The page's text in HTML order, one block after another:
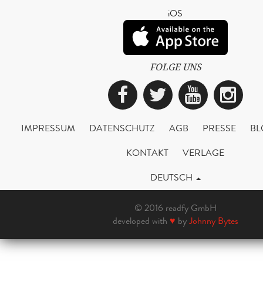
iOS
FOLGE UNS
Facebook
Twitter
IMPRESSUM DATENSCHUTZ AGB PRESSE
KONTAKT
VERLAGE
DEUTSCH
© 2016 readfy GmbH
developed with ♥ byJohnny Bytes